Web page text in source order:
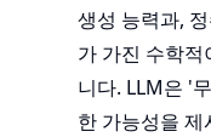
생성 능력과,
가 가진 수학
니다. LLM은 '
한 가능성을